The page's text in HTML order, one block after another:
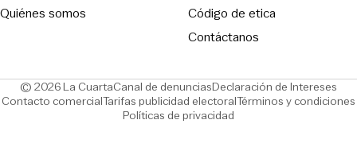
Quiénes somos
Código de eticaOpens in new
Contáctanos
© 2026 La CuartaCanal de denunciasOpens in new window
Declaración de Intereses
Contacto comercialOpens in new window
Tarifas publicidad electoralOpens in new window
Términos y condiciones
Políticas de privacidad